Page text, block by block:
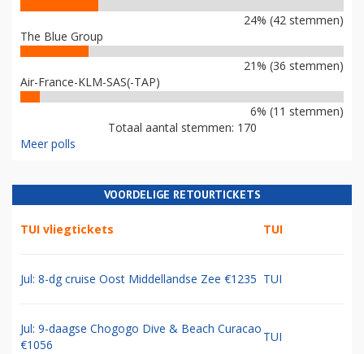
24% (42 stemmen)
The Blue Group
21% (36 stemmen)
Air-France-KLM-SAS(-TAP)
6% (11 stemmen)
Totaal aantal stemmen: 170
Meer polls
VOORDELIGE RETOURTICKETS
TUI vliegtickets TUI
Jul: 8-dg cruise Oost Middellandse Zee €1235 TUI
Jul: 9-daagse Chogogo Dive & Beach Curacao
€1056
TUI